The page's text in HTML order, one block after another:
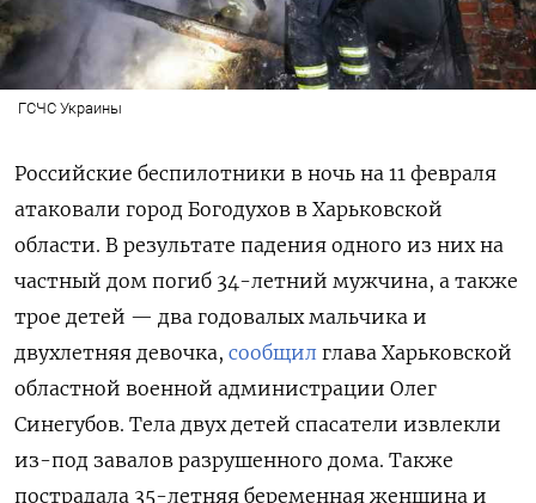
ГСЧС Украины
Российские беспилотники в ночь на 11 февраля
атаковали город Богодухов в Харьковской
области. В результате падения одного из них на
частный дом погиб 34-летний мужчина, а также
трое детей — два годовалых мальчика и
двухлетняя девочка, сообщил глава Харьковской
областной военной администрации Олег
Синегубов. Тела двух детей спасатели извлекли
из-под завалов разрушенного дома. Также
пострадала 35-летняя беременная женщина и